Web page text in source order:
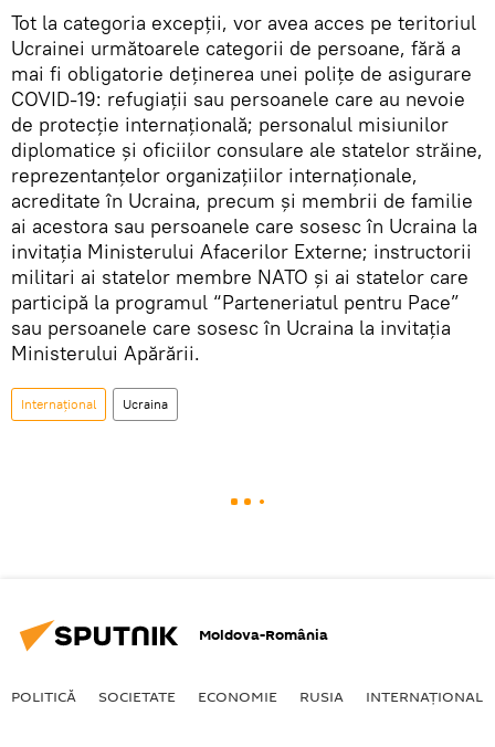
Tot la categoria excepții, vor avea acces pe teritoriul
Ucrainei următoarele categorii de persoane, fără a
mai fi obligatorie deținerea unei polițe de asigurare
COVID-19: refugiații sau persoanele care au nevoie
de protecție internațională; personalul misiunilor
diplomatice și oficiilor consulare ale statelor străine,
reprezentanțelor organizațiilor internaționale,
acreditate în Ucraina, precum și membrii de familie
ai acestora sau persoanele care sosesc în Ucraina la
invitația Ministerului Afacerilor Externe; instructorii
militari ai statelor membre NATO și ai statelor care
participă la programul “Parteneriatul pentru Pace”
sau persoanele care sosesc în Ucraina la invitația
Ministerului Apărării.
Internaţional Ucraina
Moldova-România
POLITICĂ SOCIETATE ECONOMIE RUSIA INTERNAŢIONAL